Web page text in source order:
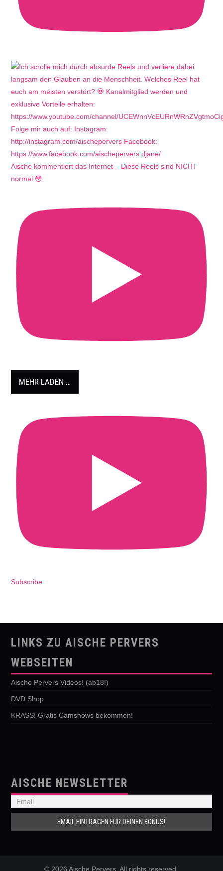
Aische kommentiert das Internet – Diese Reels sind NICHT
normal 😳
MEHR LADEN …
Subscribe
LINKS ZU AISCHE PERVERS
WEBSEITEN
Aische Pervers Videos! (ab18!)
DVD Shop
KRASS! Gratis Camshows bekommen!
AISCHE NEWSLETTER
© 2026 Aische Pervers. All rights reserved.